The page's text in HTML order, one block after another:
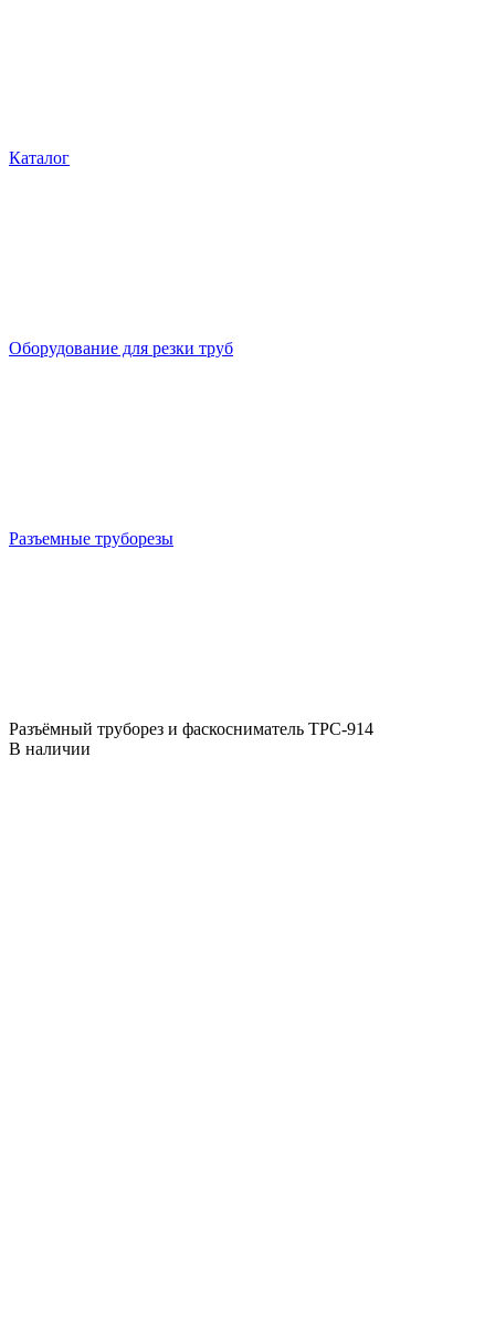
Каталог
Оборудование для резки труб
Разъемные труборезы
Разъёмный труборез и фаскосниматель ТРС-914
В наличии